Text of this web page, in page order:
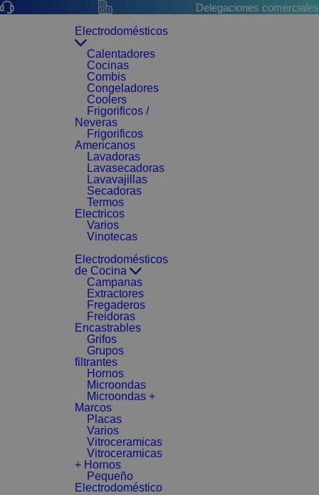
Delegaciones comerciales
Electrodomésticos
Calentadores
Cocinas
Combis
Congeladores
Coolers
Frigorificos /
Neveras
Frigorificos
Americanos
Lavadoras
Lavasecadoras
Lavavajillas
Secadoras
Termos
Electricos
Varios
Vinotecas
Electrodomésticos
de Cocina
Campanas
Extractores
Fregaderos
Freidoras
Encastrables
Grifos
Grupos
filtrantes
Hornos
Microondas
Microondas +
Marcos
Placas
Varios
Vitroceramicas
Vitroceramicas
+ Hornos
Pequeño
Electrodoméstico